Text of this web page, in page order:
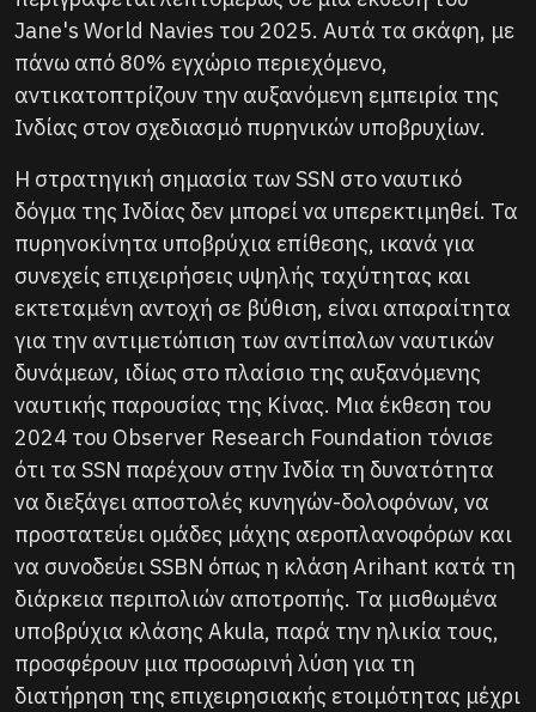
Jane's World Navies του 2025. Αυτά τα σκάφη, με
πάνω από 80% εγχώριο περιεχόμενο,
αντικατοπτρίζουν την αυξανόμενη εμπειρία της
Ινδίας στον σχεδιασμό πυρηνικών υποβρυχίων.
Η στρατηγική σημασία των SSN στο ναυτικό
δόγμα της Ινδίας δεν μπορεί να υπερεκτιμηθεί. Τα
πυρηνοκίνητα υποβρύχια επίθεσης, ικανά για
συνεχείς επιχειρήσεις υψηλής ταχύτητας και
εκτεταμένη αντοχή σε βύθιση, είναι απαραίτητα
για την αντιμετώπιση των αντίπαλων ναυτικών
δυνάμεων, ιδίως στο πλαίσιο της αυξανόμενης
ναυτικής παρουσίας της Κίνας. Μια έκθεση του
2024 του Observer Research Foundation τόνισε
ότι τα SSN παρέχουν στην Ινδία τη δυνατότητα
να διεξάγει αποστολές κυνηγών-δολοφόνων, να
προστατεύει ομάδες μάχης αεροπλανοφόρων και
να συνοδεύει SSBN όπως η κλάση Arihant κατά τη
διάρκεια περιπολιών αποτροπής. Τα μισθωμένα
υποβρύχια κλάσης Akula, παρά την ηλικία τους,
προσφέρουν μια προσωρινή λύση για τη
διατήρηση της επιχειρησιακής ετοιμότητας μέχρι